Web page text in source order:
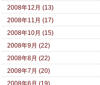
2008年12月 (13)
2008年11月 (17)
2008年10月 (15)
2008年9月 (22)
2008年8月 (22)
2008年7月 (20)
2008年6月 (19)